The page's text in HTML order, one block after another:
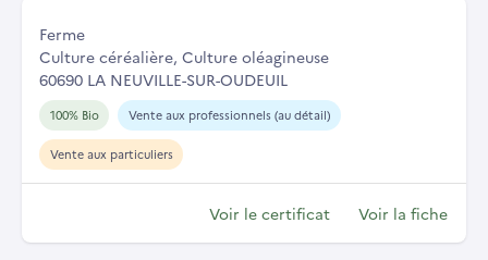
Ferme
Culture céréalière, Culture oléagineuse
60690 LA NEUVILLE-SUR-OUDEUIL
100% Bio Vente aux professionnels (au détail)
Vente aux particuliers
Voir le certificat Voir la fiche